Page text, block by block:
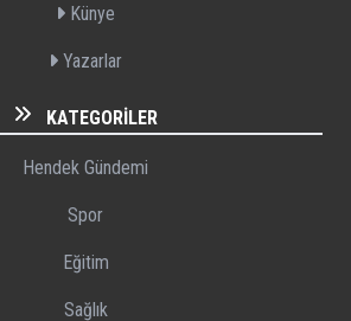
Künye
Yazarlar
KATEGORILER
Hendek Gündemi
Spor
Eğitim
Sağlık